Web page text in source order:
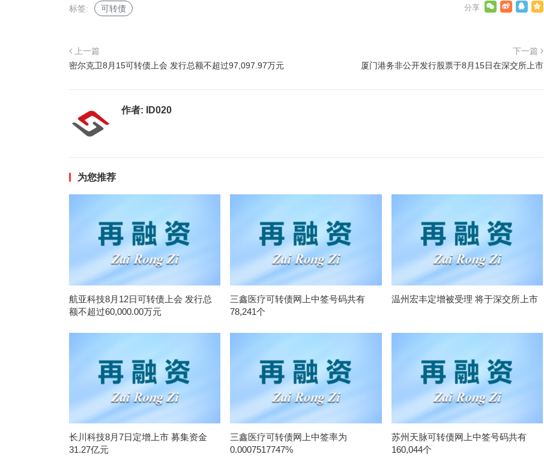
标签: 可转债
上一篇
密尔克卫8月15可转债上会 发行总额不超过97,097.97万元
下一篇
厦门港务非公开发行股票于8月15日在深交所上市
作者: ID020
为您推荐
航亚科技8月12日可转债上会 发行总
额不超过60,000.00万元
三鑫医疗可转债网上中签号码共有
78,241个
温州宏丰定增被受理 将于深交所上市
长川科技8月7日定增上市 募集资金
31.27亿元
三鑫医疗可转债网上中签率为
0.0007517747%
苏州天脉可转债网上中签号码共有
160,044个